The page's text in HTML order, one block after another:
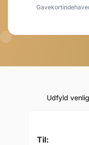
Udfyld
Til: